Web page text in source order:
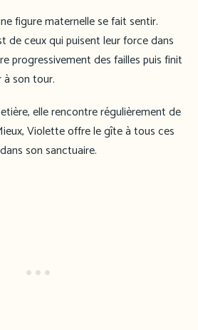
figure maternelle se fait sentir.
de ceux qui puisent leur force dans
progressivement des failles puis finit
son tour.
elle rencontre régulièrement de
Violette offre le gîte à tous ces
son sanctuaire.